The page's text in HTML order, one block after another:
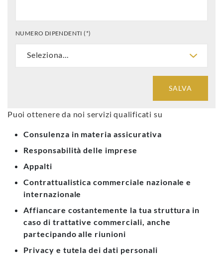
NUMERO DIPENDENTI (*)
SALVA
Puoi ottenere da noi servizi qualificati su
Consulenza in materia assicurativa
Responsabilità delle imprese
Appalti
Contrattualistica commerciale nazionale e
internazionale
Affiancare costantemente la tua struttura in
caso di trattative commerciali, anche
partecipando alle riunioni
Privacy e tutela dei dati personali